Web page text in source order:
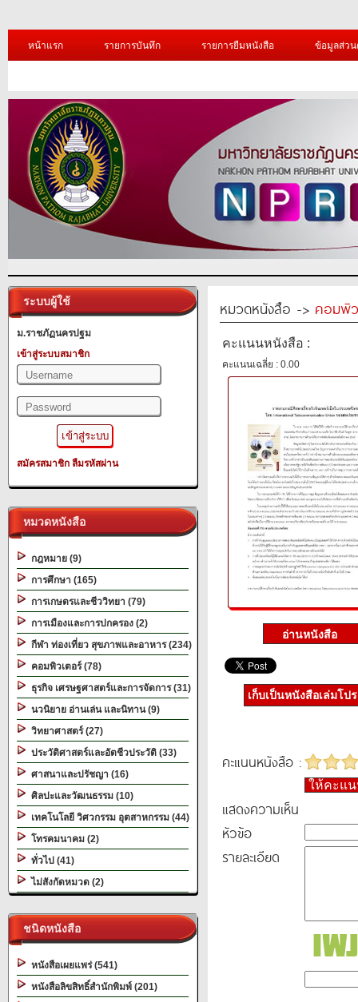
หน้าแรก รายการบันทึก รายการยืมหนังสือ ข้อมูลส่ว
ระบบผู้ใช้
ม.ราชภัฏนครปฐม
เข้าสู่ระบบสมาชิก
สมัครสมาชิก ลืมรหัสผ่าน
หมวดหนังสือ
กฎหมาย (9)
การศึกษา (165)
การเกษตรและชีววิทยา (79)
การเมืองและการปกครอง (2)
กีฬา ท่องเที่ยว สุขภาพและอาหาร (234)
คอมพิวเตอร์ (78)
ธุรกิจ เศรษฐศาสตร์และการจัดการ (31)
นวนิยาย อ่านเล่น และนิทาน (9)
วิทยาศาสตร์ (27)
ประวัติศาสตร์และอัตชีวประวัติ (33)
ศาสนาและปรัชญา (16)
ศิลปะและวัฒนธรรม (10)
เทคโนโลยี วิศวกรรม อุตสาหกรรม (44)
โทรคมนาคม (2)
ทั่วไป (41)
ไม่สังกัดหมวด (2)
ชนิดหนังสือ
หนังสือเผยแพร่ (541)
หนังสือลิขสิทธิ์สำนักพิมพ์ (201)
หมวดหนังสือ -> คอมพิ
คะแนนหนังสือ :
คะแนนเฉลี่ย : 0.00
เก็บเป็นหนังสือเล่มโป
คะแนนหนังสือ :
ให้คะแ
แสดงความเห็น
หัวข้อ
รายละเอียด